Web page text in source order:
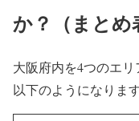
か？（まとめ
大阪府内を4つのエ
以下のようになります